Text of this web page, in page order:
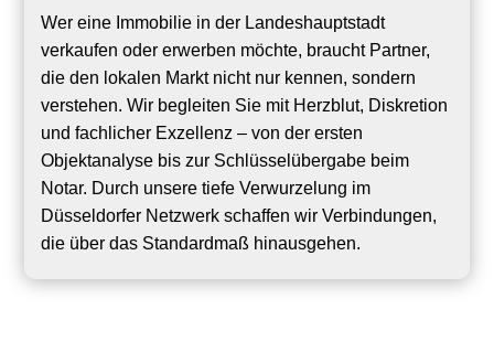
Wer eine Immobilie in der Landeshauptstadt
verkaufen oder erwerben möchte, braucht Partner,
die den lokalen Markt nicht nur kennen, sondern
verstehen. Wir begleiten Sie mit Herzblut, Diskretion
und fachlicher Exzellenz – von der ersten
Objektanalyse bis zur Schlüsselübergabe beim
Notar. Durch unsere tiefe Verwurzelung im
Düsseldorfer Netzwerk schaffen wir Verbindungen,
die über das Standardmaß hinausgehen.